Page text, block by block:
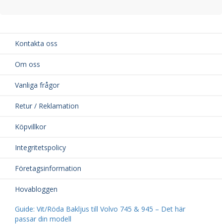
Kontakta oss
Om oss
Vanliga frågor
Retur / Reklamation
Köpvillkor
Integritetspolicy
Företagsinformation
Hovabloggen
Guide: Vit/Röda Bakljus till Volvo 745 & 945 – Det här
passar din modell